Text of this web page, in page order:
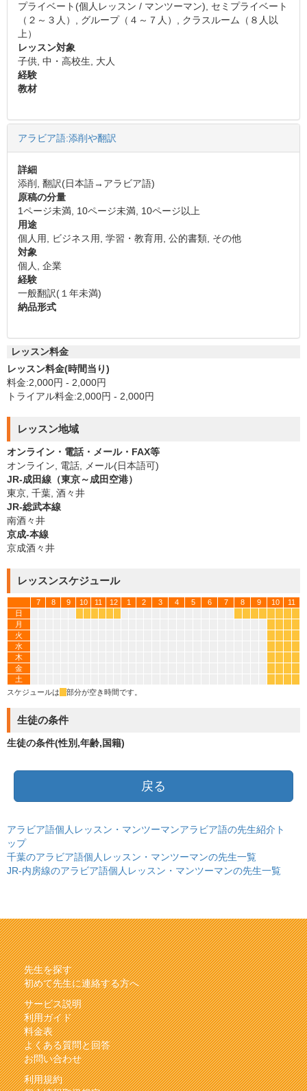
プライベート(個人レッスン / マンツーマン), セミプライベート
（２～３人）, グループ（４～７人）, クラスルーム（８人以
上）
レッスン対象
子供, 中・高校生, 大人
経験
教材
アラビア語:添削や翻訳
詳細
添削, 翻訳(日本語→アラビア語)
原稿の分量
1ページ未満, 10ページ未満, 10ページ以上
用途
個人用, ビジネス用, 学習・教育用, 公的書類, その他
対象
個人, 企業
経験
一般翻訳(１年未満)
納品形式
レッスン料金
レッスン料金(時間当り)
料金:2,000円 - 2,000円
トライアル料金:2,000円 - 2,000円
レッスン地域
オンライン・電話・メール・FAX等
オンライン, 電話, メール(日本語可)
JR-成田線（東京～成田空港）
東京, 千葉, 酒々井
JR-総武本線
南酒々井
京成-本線
京成酒々井
レッスンスケジュール
7 8 9 10 11 12 1 2 3 4 5 6 7 8 9 10
11
日
月
火
水
木
金
土
スケジュールは
部分が空き時間です。
生徒の条件
生徒の条件(性別,年齢,国籍)
戻る
アラビア語個人レッスン・マンツーマンアラビア語の先生紹介ト
ップ
千葉のアラビア語個人レッスン・マンツーマンの先生一覧
JR-内房線のアラビア語個人レッスン・マンツーマンの先生一覧
先生を探す
初めて先生に連絡する方へ
サービス説明
利用ガイド
料金表
よくある質問と回答
お問い合わせ
利用規約